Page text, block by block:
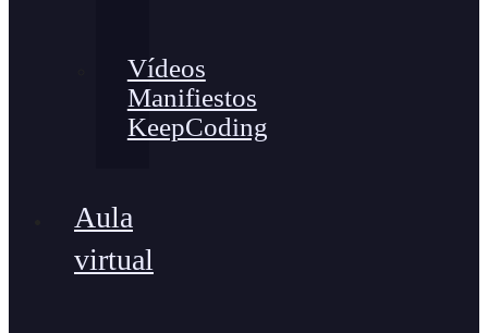
Vídeos
Manifiestos
KeepCoding
Aula
virtual